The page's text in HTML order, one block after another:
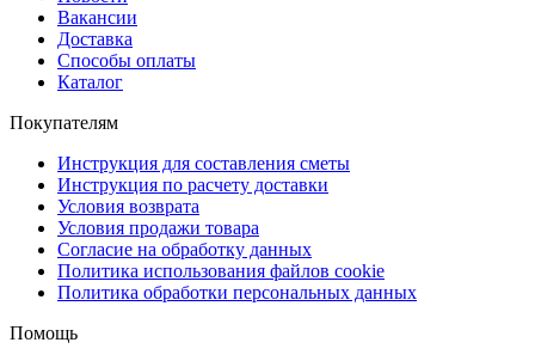
Вакансии
Доставка
Способы оплаты
Каталог
Покупателям
Инструкция для составления сметы
Инструкция по расчету доставки
Условия возврата
Условия продажи товара
Согласие на обработку данных
Политика использования файлов cookie
Политика обработки персональных данных
Помощь